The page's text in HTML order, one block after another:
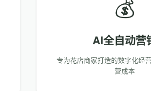
💰
AI全自动营
专为花店商家打造的数字化经
营成本